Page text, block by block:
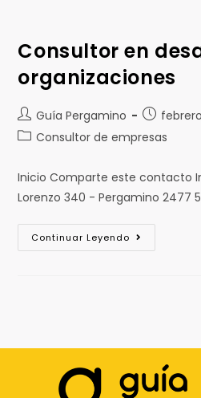
Consultor en
organizaciones
Guía Pergamino
Consultor de empresas
Inicio Comparte este contacto
Lorenzo 340 - Pergamino 2477
Continuar Leyendo